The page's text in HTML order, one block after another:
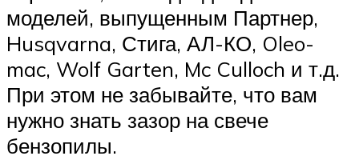
моделей, выпущенным Партнер,
Husqvarna, Стига, АЛ-КО, Oleo-
mac, Wolf Garten, Mc Culloch и т.д.
При этом не забывайте, что вам
нужно знать зазор на свече
бензопилы.